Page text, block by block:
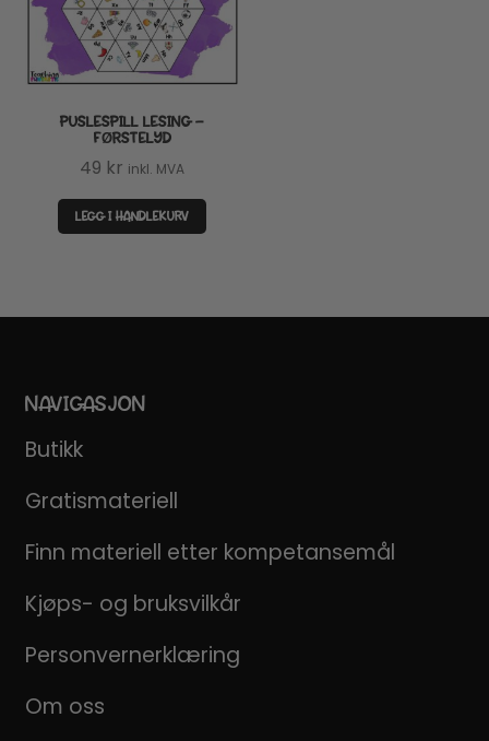
PUSLESPILL LESING –
FØRSTELYD
49 kr inkl. MVA
LEGG I HANDLEKURV
NAVIGASJON
Butikk
Gratismateriell
Finn materiell etter kompetansemål
Kjøps- og bruksvilkår
Personvernerklæring
Om oss